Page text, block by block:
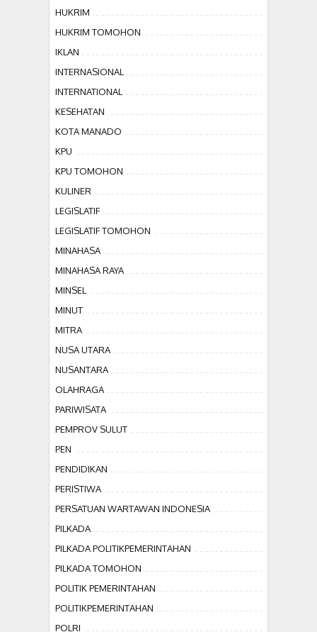
HUKRIM
HUKRIM TOMOHON
IKLAN
INTERNASIONAL
INTERNATIONAL
KESEHATAN
KOTA MANADO
KPU
KPU TOMOHON
KULINER
LEGISLATIF
LEGISLATIF TOMOHON
MINAHASA
MINAHASA RAYA
MINSEL
MINUT
MITRA
NUSA UTARA
NUSANTARA
OLAHRAGA
PARIWISATA
PEMPROV SULUT
PEN
PENDIDIKAN
PERISTIWA
PERSATUAN WARTAWAN INDONESIA
PILKADA
PILKADA POLITIKPEMERINTAHAN
PILKADA TOMOHON
POLITIK PEMERINTAHAN
POLITIKPEMERINTAHAN
POLRI